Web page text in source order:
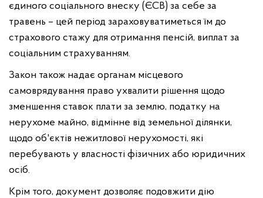
єдиного соціального внеску (ЄСВ) за себе за
травень – цей період зараховуватиметься їм до
страхового стажу для отримання пенсій, виплат за
соціальним страхуванням.
Закон також надає органам місцевого
самоврядування право ухвалити рішення щодо
зменшення ставок плати за землю, податку на
нерухоме майно, відмінне від земельної ділянки,
щодо об'єктів нежитлової нерухомості, які
перебувають у власності фізичних або юридичних
осіб.
Крім того, документ дозволяє подовжити дію